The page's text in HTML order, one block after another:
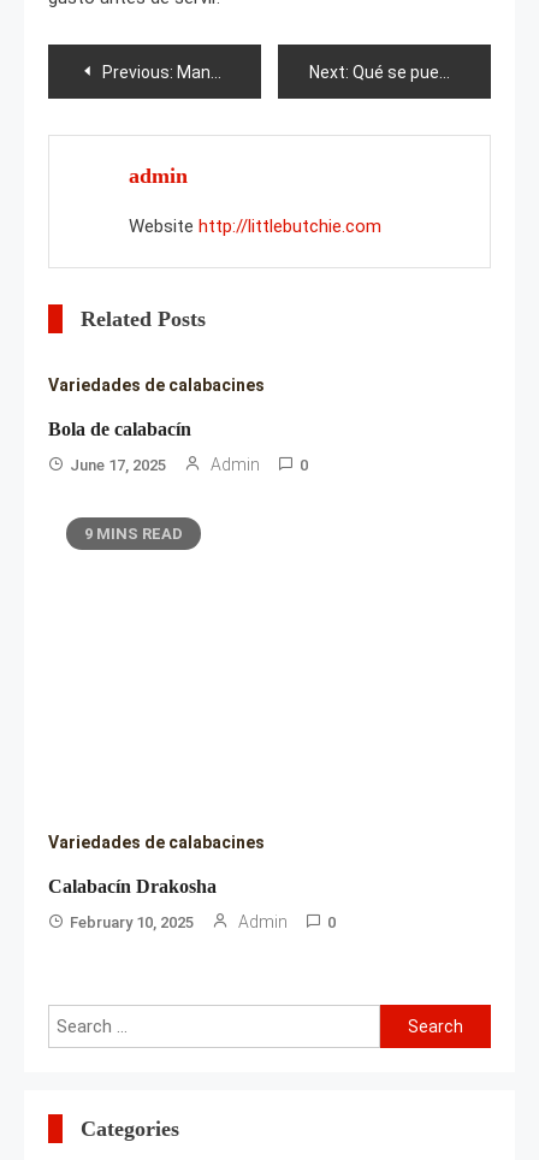
Post
navigation
Previous: Manchas púrpuras en las frambuesas: cómo tratarlas? Next: Qué se puede hacer con la corteza de abedul?
admin
Website http://littlebutchie.com
Related Posts
Variedades de calabacines
Bola de calabacín
June 17, 2025 Admin 0
9 MINS READ
Variedades de calabacines
Calabacín Drakosha
February 10, 2025 Admin 0
Search
for:
Categories